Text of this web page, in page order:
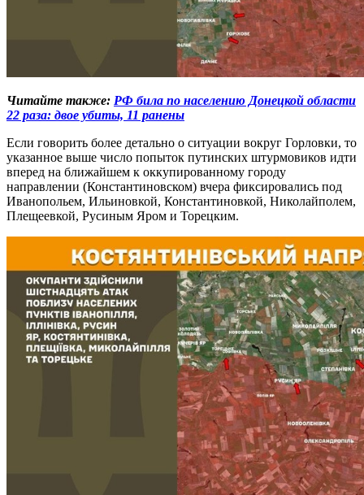
Читайте также: РФ била по населению Донецкой области
22 раза: двое убиты, 11 ранены
Если говорить более детально о ситуации вокруг Горловки, то
указанное выше число попыток путинских штурмовиков идти
вперед на ближайшем к оккупированному городу
направлении (Константиновском) вчера фиксировались под
Иванопольем, Ильиновкой, Константиновкой, Николайполем,
Плещеевкой, Русиным Яром и Торецким.